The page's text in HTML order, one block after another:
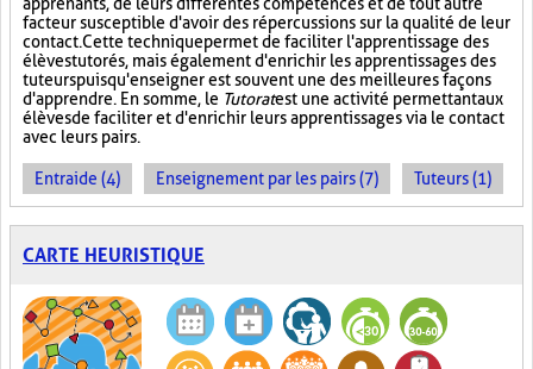
facteur susceptible d'avoir des répercussions sur la qualité de leur
contact. Cette technique permet de faciliter l'apprentissage des
élèves tutorés, mais également d'enrichir les apprentissages des
tuteurs puisqu'enseigner est souvent une des meilleures façons
d'apprendre. En somme, le Tutoratest une activité permettant aux
élèves de faciliter et d'enrichir leurs apprentissages via le contact
avec leurs pairs.
Entraide (4) Enseignement par les pairs (7) Tuteurs (1)
CARTE HEURISTIQUE